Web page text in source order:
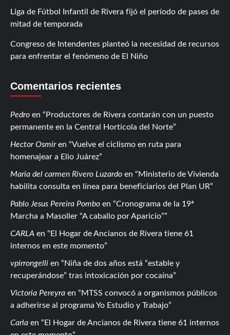
Liga de Fútbol Infantil de Rivera fijó el período de pases de
mitad de temporada
Congreso de Intendentes planteó la necesidad de recursos
para enfrentar el fenómeno de El Niño
Comentarios recientes
Pedro en
Productores de Rivera contarán con un puesto
permanente en la Central Hortícola del Norte
Hector Osmiren
Vuelve el ciclismo en ruta para
homenajear a Elio Juárez
Maria del carmen Rivero Luzardo en
Ministerio de Vivienda
habilita consulta en línea para beneficiarios del Plan UR
Pablo Jesus Pereira Pombo en
Cronograma de la 19ª
Marcha a Masoller “A caballo por Aparicio”
CARLA en
El Hogar de Ancianos de Rivera tiene 61
internos en este momento
vpirrongelli en
Niña de dos años está “estable y
recuperándose” tras intoxicación por cocaína
Victoria Pereyra en
MTSS convocó a organismos públicos
a adherirse al programa Yo Estudio y Trabajo
Carla en
El Hogar de Ancianos de Rivera tiene 61 internos